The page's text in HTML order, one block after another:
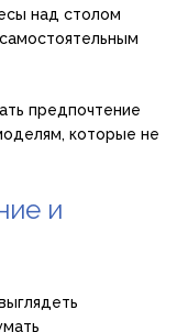
над столом
предпочтение
которые не
и